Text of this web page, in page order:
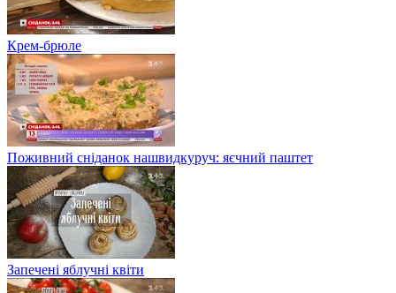
Крем-брюле
Поживний сніданок нашвидкуруч: яєчний паштет
Запечені яблучні квіти